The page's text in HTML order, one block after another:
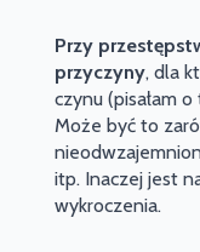
Przy
przyczyny, dla
czynu (pisałam
Może być to
itp. Inaczej jest
wykroczenia.